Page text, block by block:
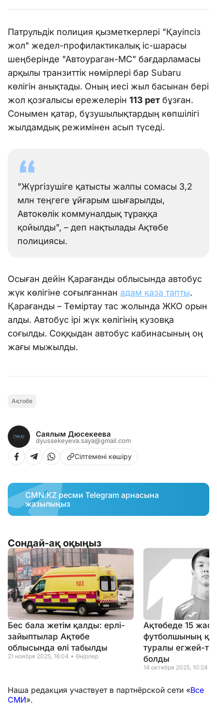
Патрульдік полиция қызметкерлері "Қауіпсіз
жол" жедел-профилактикалық іс-шарасы
шеңберінде "Автоураган-МС" бағдарламасы
арқылы транзиттік нөмірлері бар Subaru
көлігін анықтады. Оның иесі жыл басынан бері
жол қозғалысы ережелерін 113 рет бұзған.
Сонымен қатар, бұзушылықтардың көпшілігі
жылдамдық режимінен асып түседі.
"Жүргізушіге қатысты жалпы сомасы 3,2
млн теңгеге ұйғарым шығарылды,
Автокөлік коммуналдық тұраққа
қойылды", – деп нақтылады Ақтөбе
полициясы.
Осыған дейін Қарағанды облысында автобус
жүк көлігіне соғылғаннан адам қаза тапты.
Қарағанды – Теміртау тас жолында ЖКО орын
алды. Автобус ірі жүк көлігінің кузовқа
соғылды. Соққыдан автобус кабинасының оң
жағы мыжылды.
Ақтобе
Саялым Дюсекеева
dyussekeyeva.saya@gmail.com
Сілтемені көшіру
CMN.KZ ресми Telegram арнасына
жазылыңыз
Сондай-ақ оқыңыз
Бес бала жетім қалды: ерлі-
зайыптылар Ақтөбе
облысында өлі табылды
21 ноября 2025, 16:04 Өңірлер
Ақтөбеде 15
футболшының
туралы егжей-
болды
14 октября 2025, 10:24
Наша редакция участвует в партнёрской сети «Все
СМИ».